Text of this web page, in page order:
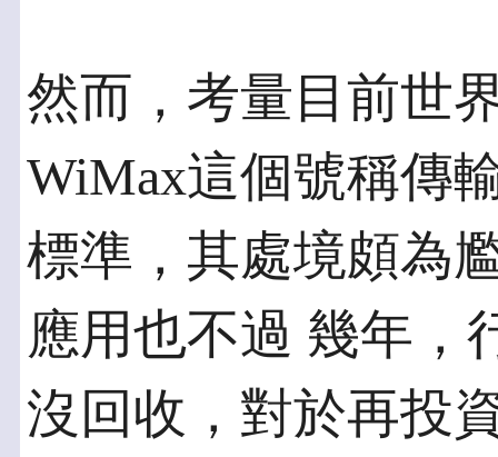
然而，考量目前世
WiMax這個號稱傳
標準，其處境頗為
應用也不過 幾年，
沒回收，對於再投